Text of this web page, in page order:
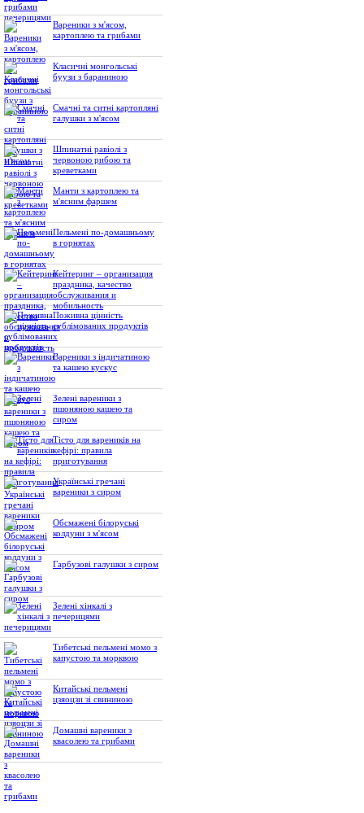
Вареники з м'ясом,
картоплею та грибами
Класичні монгольські
буузи з бараниною
Смачні та ситні картопляні
галушки з м'ясом
Шпинатні равіолі з
червоною рибою та
креветками
Манти з картоплею та
м'ясним фаршем
Пельмені по-домашньому
в горнятах
Кейтеринг – организация
праздника, качество
обслуживания и
мобильность
Поживна цінність
сублімованих продуктів
Вареники з індичатиною
та кашею кускус
Зелені вареники з
пшоняною кашею та
сиром
Тісто для вареників на
кефірі: правила
приготування
Українські гречані
вареники з сиром
Обсмажені білоруські
колдуни з м'ясом
Гарбузові галушки з сиром
Зелені хінкалі з
печерицями
Тибетські пельмені момо з
капустою та морквою
Китайські пельмені
цзяоцзи зі свининою
Домашні вареники з
квасолею та грибами